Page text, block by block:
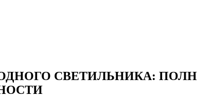
СВЕТИЛЬНИКА: